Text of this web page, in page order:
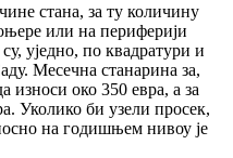
стана, за ту количину
или на периферији
уједно, по квадратури и
Месечна станарина за,
износи око 350 евра, а за
Уколико би узели просек,
на годишњем нивоу је